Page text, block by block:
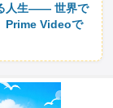
人生―― 世界で
Prime Videoで